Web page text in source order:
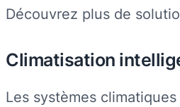
Découvrez plus de
Climatisation
Les systèmes